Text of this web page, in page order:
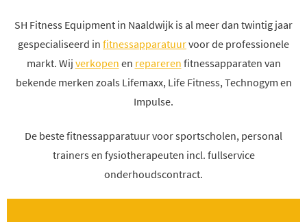
SH Fitness Equipment in Naaldwijk is al meer dan twintig jaar
gespecialiseerd in fitnessapparatuurvoor de professionele
markt. Wij verkopen en repareren fitnessapparaten van
bekende merken zoals Lifemaxx, Life Fitness, Technogym en
Impulse.
De beste fitnessapparatuur voor sportscholen, personal
trainers en fysiotherapeuten incl. fullservice
onderhoudscontract.